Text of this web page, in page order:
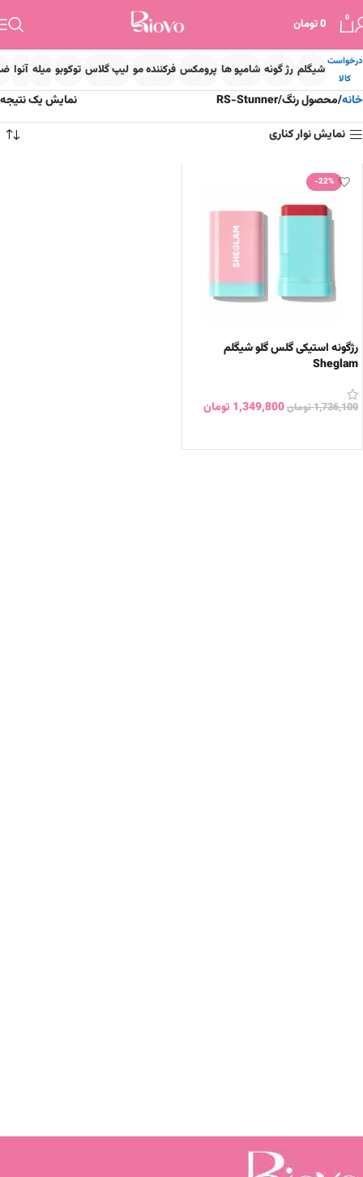
0
0تومان
درخواست
کالا
شیگلم رژ گونه شامپو ها پرومکس فرکننده مو لیپ گلاس توکوبو میله آنوا
خانه محصول رنگ RS-Stunner
نمایش یک نتیجه
نمایش نوار کناری
-22%
رژگونه استیکی گلس گلو شیگلم
Sheglam
1,736,100تومان1,349,800 تومان